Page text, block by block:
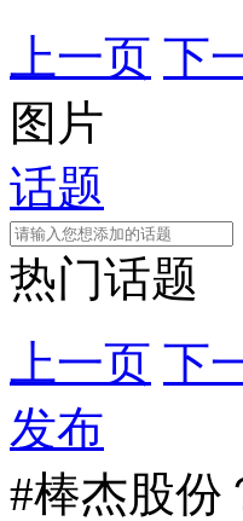
上一页 下
图片
话题
热门话题
上一页 下
发布
#棒杰股份